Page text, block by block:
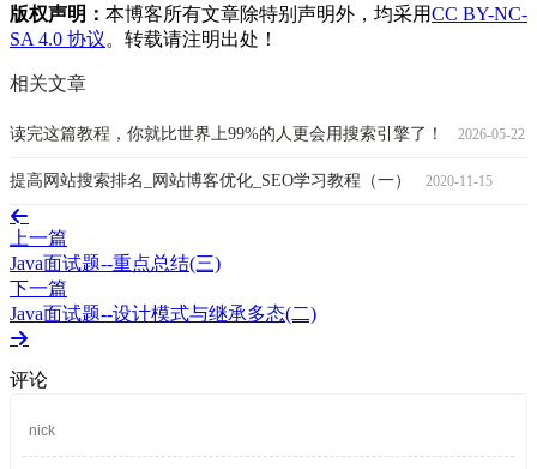
版权声明： 本博客所有文章除特别声明外，均采用CC BY-NC-
SA 4.0 协议。转载请注明出处！
相关文章
读完这篇教程，你就比世界上99%的人更会用搜索引擎了！ 2026-05-22
提高网站搜索排名_网站博客优化_SEO学习教程（一） 2020-11-15
上一篇
Java面试题--重点总结(三)
下一篇
Java面试题--设计模式与继承多态(二)
评论